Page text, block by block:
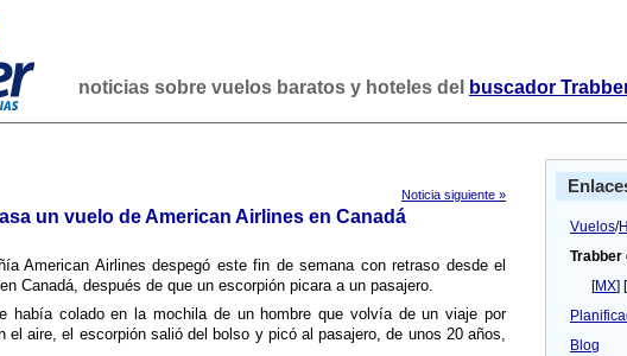
noticias sobre vuelos baratos y hoteles del buscador
Noticia siguiente »
un vuelo de American Airlines en Canadá
American Airlines despegó este fin de semana con retraso desde el
Canadá, después de que un escorpión picara a un pasajero.
habí­a colado en la mochila de un hombre que volví­a de un viaje por
el aire, el escorpión salió del bolso y picó al pasajero, de unos 20 años,
Vuelos/
Trabber
[MX] [
Blog